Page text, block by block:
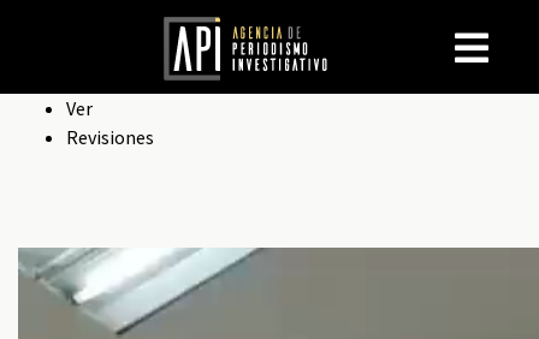
Solapas
Ver
Revisiones